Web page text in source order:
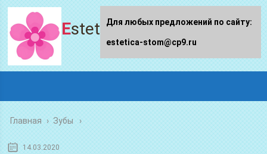
Estetica-stom.ru
Главная › Зубы
14.03.2020
Для любых предложений по сайту:
estetica-stom@cp9.ru